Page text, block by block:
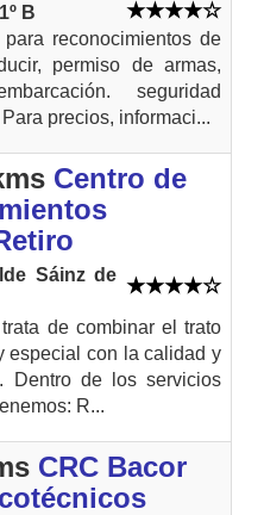
B
reconocimientos de
permiso de armas,
seguridad
precios, informaci...
Centro de
Sáinz de
de combinar el trato
especial con la calidad y
Dentro de los servicios
R...
CRC Bacor